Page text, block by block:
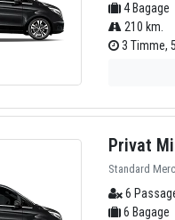
4 Bagage
210 km.
3 Timme,
Privat
Standard
6
6 Bagage